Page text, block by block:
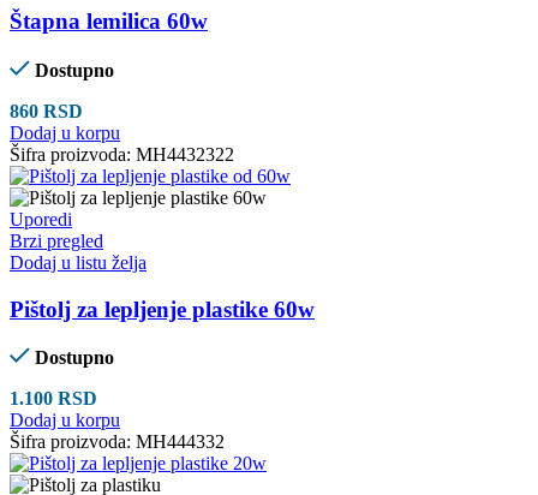
Štapna lemilica 60w
Dostupno
860 RSD
Dodaj u korpu
Šifra proizvoda: MH4432322
Uporedi
Brzi pregled
Dodaj u listu želja
Pištolj za lepljenje plastike 60w
Dostupno
1.100 RSD
Dodaj u korpu
Šifra proizvoda: MH444332